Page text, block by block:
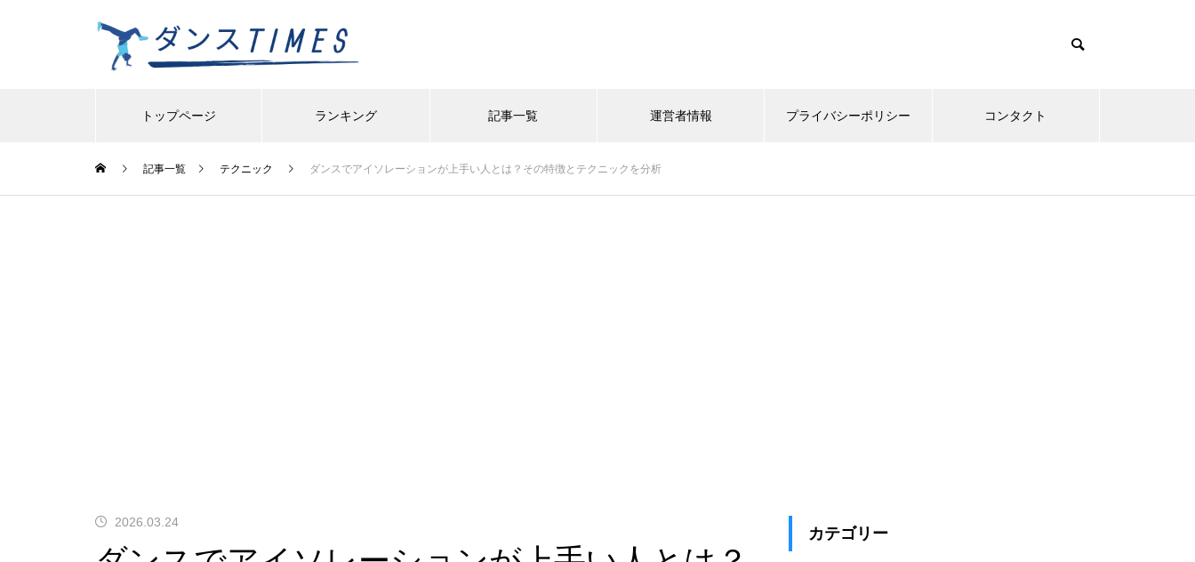
トップページ ランキング 記事一覧 運営者情報 プライバシーポリシー コンタクト
記事一覧 テクニック ダンスでアイソレーションが上手い人とは？その特徴とテクニックを分析
2026.03.24
カテゴリー